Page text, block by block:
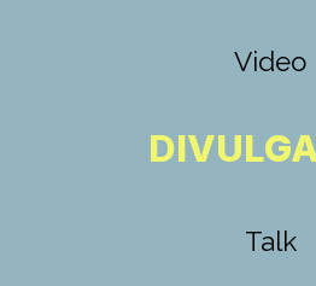
Video
Talk